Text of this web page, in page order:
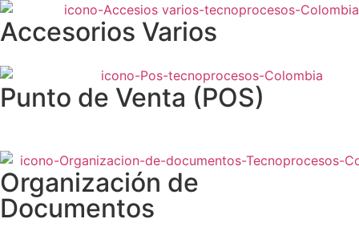
Accesorios Varios
Punto de Venta (POS)
Organización de
Documentos